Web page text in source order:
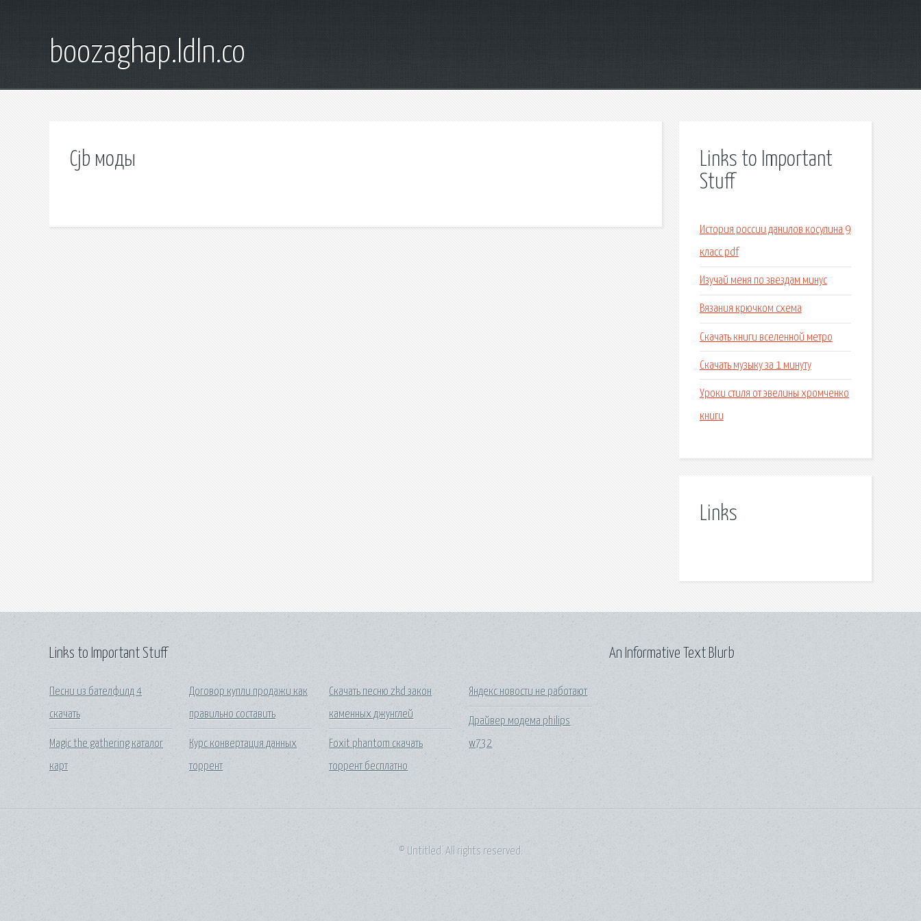
boozaghap.ldln.co
Cjb моды
Links to Important
Stuff
История россии данилов косулина 9
класс pdf
Изучай меня по звездам минус
Вязания крючком схема
Скачать книги вселенной метро
Скачать музыку за 1 минуту
Уроки стиля от эвелины хромченко
книги
Links
Links to Important Stuff
Песни из бателфилд 4
скачать
Magic the gathering каталог
карт
Договор купли продажи как
правильно составить
Курс конвертация данных
торрент
Скачать песню zkd закон
каменных джунглей
Foxit phantom скачать
торрент бесплатно
Яндекс новости не работают
Драйвер модема philips
w732
An Informative Text Blurb
© Untitled. All rights reserved.